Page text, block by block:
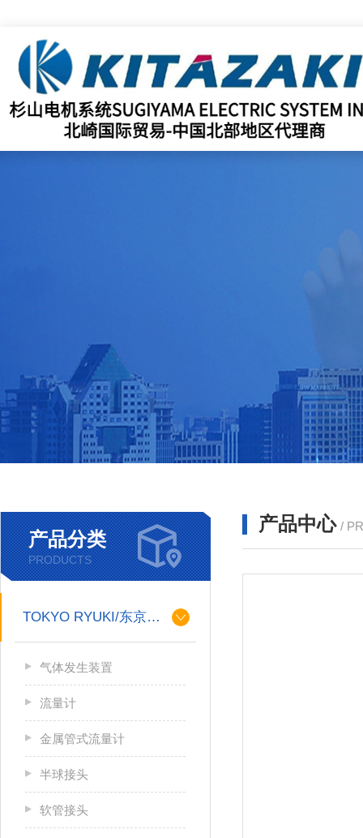
产品分类
PRODUCTS
TOKYO RYUKI/东京流机
气体发生装置
流量计
金属管式流量计
半球接头
软管接头
产品中心 /